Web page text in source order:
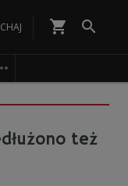
shopping_cart 
też